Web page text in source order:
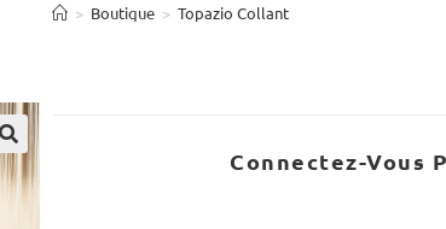
> Boutique > Topazio Collant
Connectez-Vous